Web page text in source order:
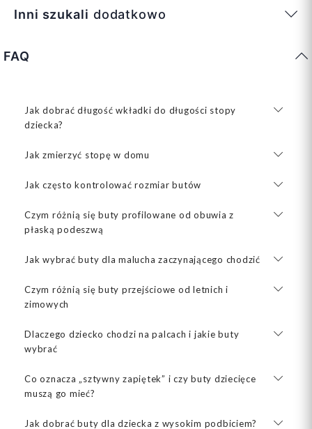
Inni szukali dodatkowo
FAQ
Jak dobrać długość wkładki do długości stopy
dziecka?
Jak zmierzyć stopę w domu
Jak często kontrolować rozmiar butów
Czym różnią się buty profilowane od obuwia z
płaską podeszwą
Jak wybrać buty dla malucha zaczynającego chodzić
Czym różnią się buty przejściowe od letnich i
zimowych
Dlaczego dziecko chodzi na palcach i jakie buty
wybrać
Co oznacza „sztywny zapiętek” i czy buty dziecięce
muszą go mieć?
Jak dobrać buty dla dziecka z wysokim podbiciem?